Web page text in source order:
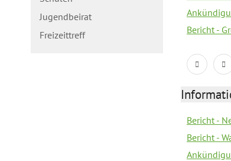
Jugendbeirat
Freizeittreff
Bericht -
Bericht -
Bericht -